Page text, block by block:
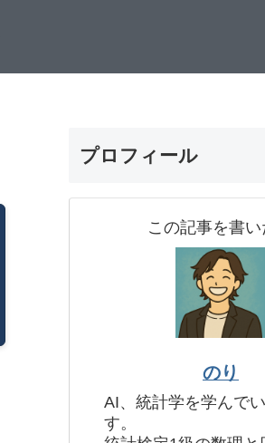
プロフィール
この記事を書い
のり
AI、統計学を学んで
す。